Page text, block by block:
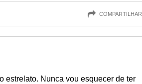
COMPARTILHAR
estrelato. Nunca vou esquecer de ter